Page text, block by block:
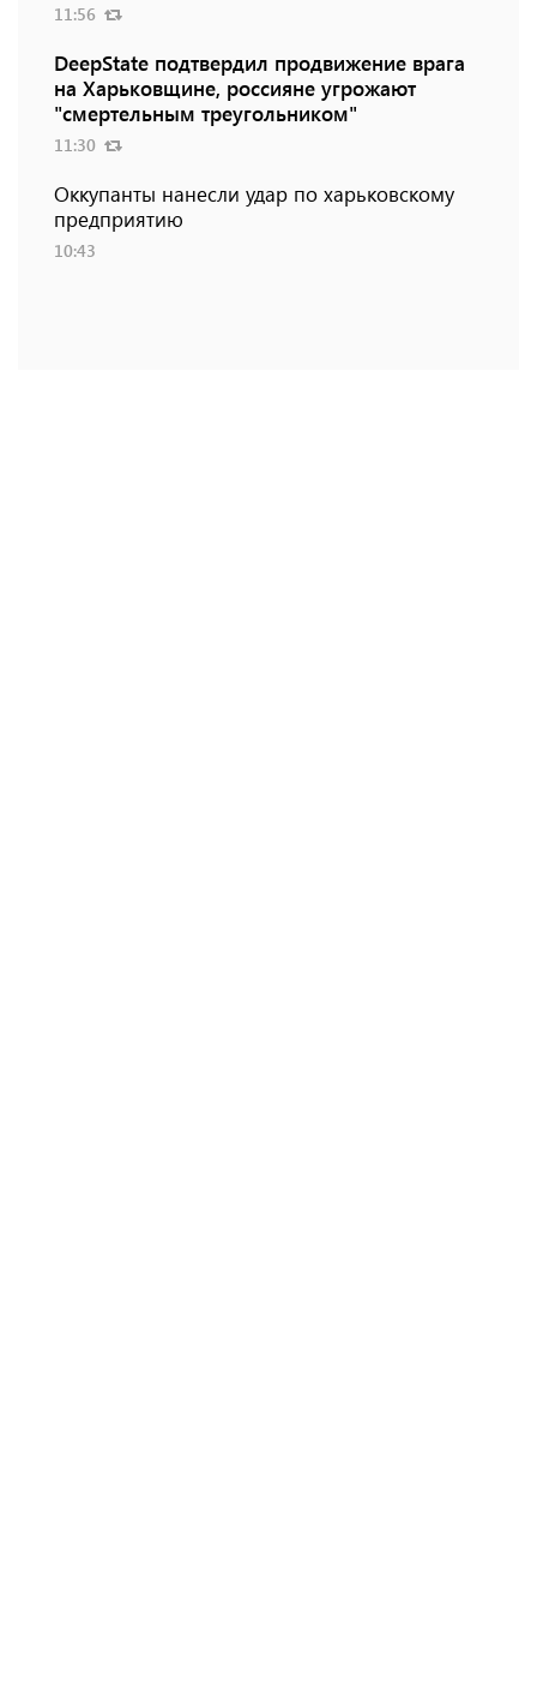
11:56
DeepState подтвердил продвижение врага
на Харьковщине, россияне угрожают
"смертельным треугольником"
11:30
Оккупанты нанесли удар по харьковскому
предприятию
10:43